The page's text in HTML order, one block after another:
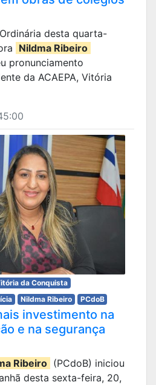
desta quarta-
Nildma Ribeiro
pronunciamento
da ACAEPA, Vitória
da Conquista
Nildma Ribeiro PCdoB
investimento na
e na segurança
Ribeiro (PCdoB) iniciou
desta sexta-feira, 20,